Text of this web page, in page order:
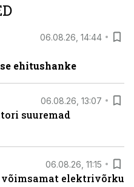
06.08.26, 14:44
ehitushanke
06.08.26, 13:07
suuremad
06.08.26, 11:15
elektrivõrku